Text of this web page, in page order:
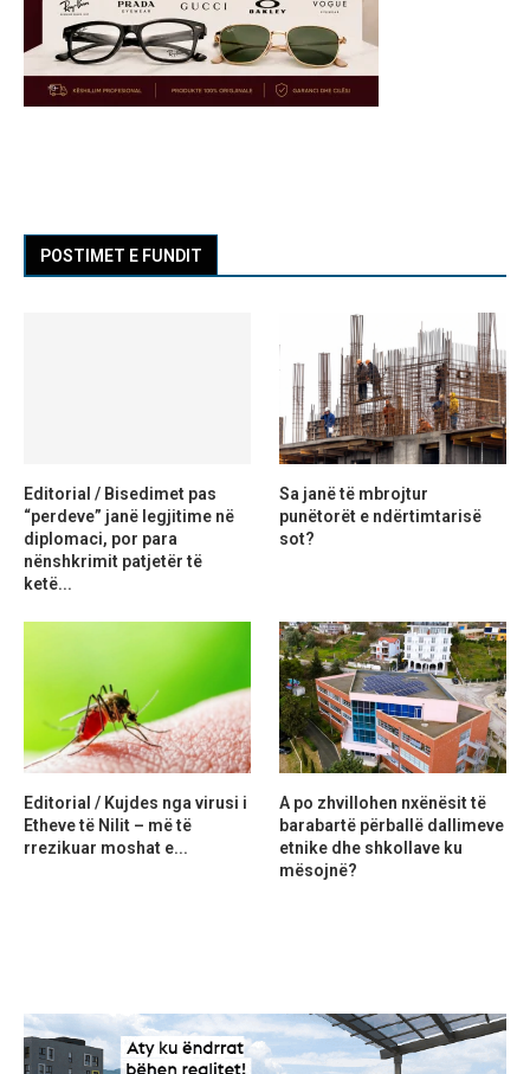
POSTIMET E FUNDIT
Editorial / Bisedimet pas
“perdeve” janë legjitime në
diplomaci, por para
nënshkrimit patjetër të
ketë...
Sa janë të mbrojtur
punëtorët e ndërtimtarisë
sot?
Editorial / Kujdes nga virusi i
Etheve të Nilit – më të
rrezikuar moshat e...
A po zhvillohen nxënësit të
barabartë përballë dallimeve
etnike dhe shkollave ku
mësojnë?